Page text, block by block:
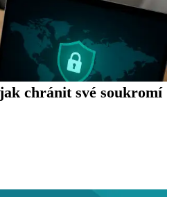
chránit své soukromí